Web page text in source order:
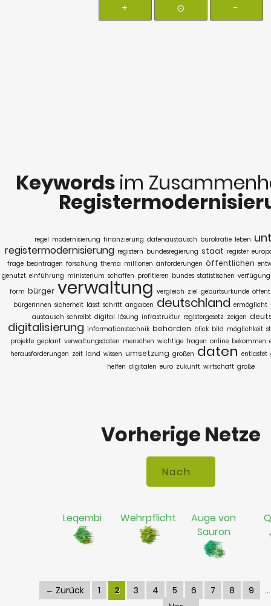
+ ⊙ -
Keywords im
regel modernisierung finanzierung datenaustausch bürokratie leben
registermodernisierung registern bundesregierung staat register
frage beantragen forschung thema millionen anforderungen öffentlichen
genutzt einführung ministerium schaffen profitieren bundes statistischen verfügung
form bürger verwaltung vergleich ziel geburtsurkunde
bürgerinnen sicherheit lässt schritt angaben deutschland ermöglicht
austausch schreibt digital lösung infrastruktur registergesetz zeigen
digitalisierung informationstechnik behörden blick bild möglichkeit
projekte geplant verwaltungsdaten menschen wichtige fragen online bekommen
herausforderungen zeit land wissen umsetzung großen daten entlastet
helfen digitalen euro zukunft wirtschaft große
Vorherige Netze
Leqembi Wehrpflicht
Auge von
Sauron
← Zurück 1 2 3 4 5 6 7 8
9